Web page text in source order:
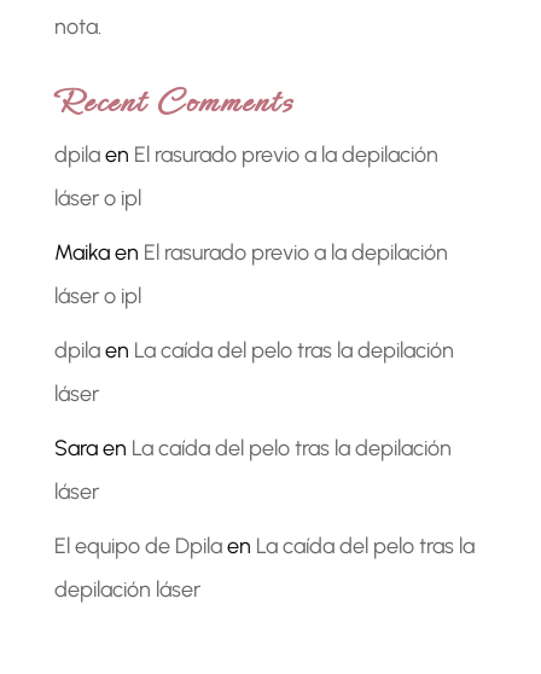
nota.
Recent Comments
dpilaen El rasurado previo a la depilación
láser o ipl
Maikaen El rasurado previo a la depilación
láser o ipl
dpilaen La caída del pelo tras la depilación
láser
Saraen La caída del pelo tras la depilación
láser
El equipo de Dpilaen La caída del pelo tras la
depilación láser